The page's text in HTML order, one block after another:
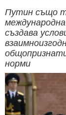
Путин също
създава
норми